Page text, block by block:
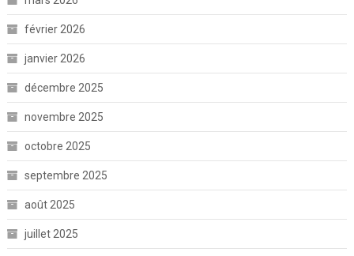
février 2026
janvier 2026
décembre 2025
novembre 2025
octobre 2025
septembre 2025
août 2025
juillet 2025